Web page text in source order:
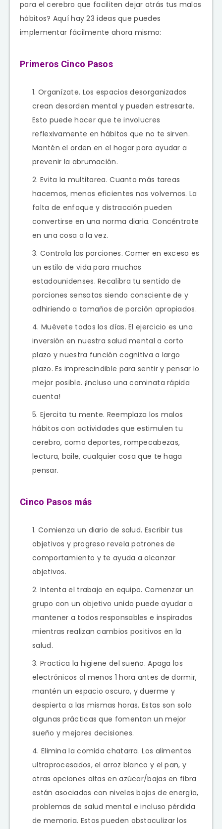
para el cerebro que faciliten dejar atrás tus malos
hábitos? Aquí hay 23 ideas que puedes
implementar fácilmente ahora mismo:
Primeros Cinco Pasos
Organízate. Los espacios desorganizados
crean desorden mental y pueden estresarte.
Esto puede hacer que te involucres
reflexivamente en hábitos que no te sirven.
Mantén el orden en el hogar para ayudar a
prevenir la abrumación.
Evita la multitarea. Cuanto más tareas
hacemos, menos eficientes nos volvemos. La
falta de enfoque y distracción pueden
convertirse en una norma diaria. Concéntrate
en una cosa a la vez.
Controla las porciones. Comer en exceso es
un estilo de vida para muchos
estadounidenses. Recalibra tu sentido de
porciones sensatas siendo consciente de y
adhiriendo a tamaños de porción apropiados.
Muévete todos los días. El ejercicio es una
inversión en nuestra salud mental a corto
plazo y nuestra función cognitiva a largo
plazo. Es imprescindible para sentir y pensar lo
mejor posible. ¡Incluso una caminata rápida
cuenta!
Ejercita tu mente. Reemplaza los malos
hábitos con actividades que estimulen tu
cerebro, como deportes, rompecabezas,
lectura, baile, cualquier cosa que te haga
pensar.
Cinco Pasos más
Comienza un diario de salud. Escribir tus
objetivos y progreso revela patrones de
comportamiento y te ayuda a alcanzar
objetivos.
Intenta el trabajo en equipo. Comenzar un
grupo con un objetivo unido puede ayudar a
mantener a todos responsables e inspirados
mientras realizan cambios positivos en la
salud.
Practica la higiene del sueño. Apaga los
electrónicos al menos 1 hora antes de dormir,
mantén un espacio oscuro, y duerme y
despierta a las mismas horas. Estas son solo
algunas prácticas que fomentan un mejor
sueño y mejores decisiones.
Elimina la comida chatarra. Los alimentos
ultraprocesados, el arroz blanco y el pan, y
otras opciones altas en azúcar/bajas en fibra
están asociados con niveles bajos de energía,
problemas de salud mental e incluso pérdida
de memoria. Estos pueden obstaculizar los